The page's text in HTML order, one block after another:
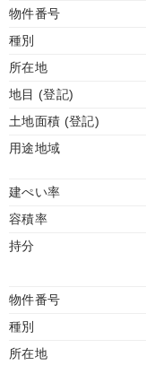
物件番号
種別
所在地
地目 (登記)
土地面積 (登記)
用途地域
建ぺい率
容積率
持分
物件番号
種別
所在地